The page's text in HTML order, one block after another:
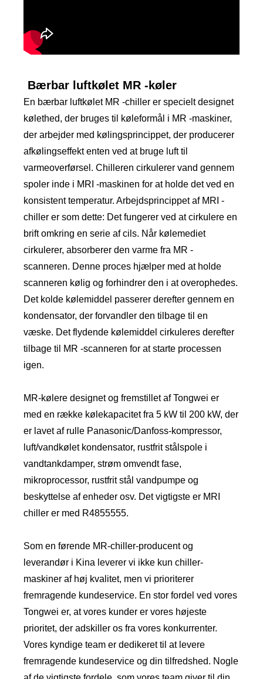
Bærbar luftkølet MR -køler
En bærbar luftkølet MR -chiller er specielt designet
kølethed, der bruges til køleformål i MR -maskiner,
der arbejder med kølingsprincippet, der producerer
afkølingseffekt enten ved at bruge luft til
varmeoverførsel. Chilleren cirkulerer vand gennem
spoler inde i MRI -maskinen for at holde det ved en
konsistent temperatur. Arbejdsprincippet af MRI -
chiller er som dette: Det fungerer ved at cirkulere en
brift omkring en serie af cils. Når kølemediet
cirkulerer, absorberer den varme fra MR -
scanneren. Denne proces hjælper med at holde
scanneren kølig og forhindrer den i at overophedes.
Det kolde kølemiddel passerer derefter gennem en
kondensator, der forvandler den tilbage til en
væske. Det flydende kølemiddel cirkuleres derefter
tilbage til MR -scanneren for at starte processen
igen.
MR-kølere designet og fremstillet af Tongwei er
med en række kølekapacitet fra 5 kW til 200 kW, der
er lavet af rulle Panasonic/Danfoss-kompressor,
luft/vandkølet kondensator, rustfrit stålspole i
vandtankdamper, strøm omvendt fase,
mikroprocessor, rustfrit stål vandpumpe og
beskyttelse af enheder osv. Det vigtigste er MRI
chiller er med R4855555.
Som en førende MR-chiller-producent og
leverandør i Kina leverer vi ikke kun chiller-
maskiner af høj kvalitet, men vi prioriterer
fremragende kundeservice. En stor fordel ved vores
Tongwei er, at vores kunder er vores højeste
prioritet, der adskiller os fra vores konkurrenter.
Vores kyndige team er dedikeret til at levere
fremragende kundeservice og din tilfredshed. Nogle